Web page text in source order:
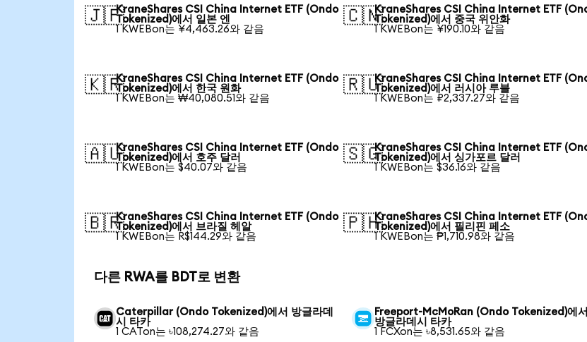
🇯🇵KraneShares CSI China Internet ETF (Ondo
Tokenized)에서 일본 엔
1 KWEBon는 ¥4,463.26와 같음
🇨🇳KraneShares CSI China Internet ETF
Tokenized)에서 중국 위안화
1 KWEBon는 ¥190.10와 같음
🇰🇷KraneShares CSI China Internet ETF (Ondo
Tokenized)에서 한국 원화
1 KWEBon는 ₩40,080.51와 같음
🇷🇺KraneShares CSI China Internet ETF
Tokenized)에서 러시아 루블
1 KWEBon는 ₽2,337.27와 같음
🇦🇺KraneShares CSI China Internet ETF (Ondo
Tokenized)에서 호주 달러
1 KWEBon는 $40.07와 같음
🇸🇬KraneShares CSI China Internet ETF
Tokenized)에서 싱가포르 달러
1 KWEBon는 $36.16와 같음
🇧🇷KraneShares CSI China Internet ETF (Ondo
Tokenized)에서 브라질 헤알
1 KWEBon는 R$144.29와 같음
🇵🇭KraneShares CSI China Internet ETF
Tokenized)에서 필리핀 페소
1 KWEBon는 ₱1,710.98와 같음
다른 RWA를 BDT로 변환
Caterpillar (Ondo Tokenized)에서 방글라데
시 타카
1 CATon는 ৳108,274.27와 같음
Freeport-McMoRan (Ondo Tokenized)에서
방글라데시 타카
1 FCXon는 ৳8,531.65와 같음